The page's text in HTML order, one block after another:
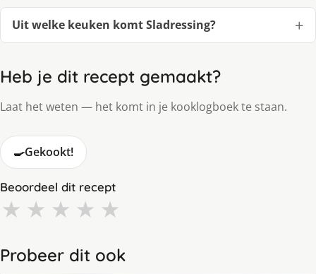
Uit welke keuken komt Sladressing?
Heb je dit recept gemaakt?
Laat het weten — het komt in je kooklogboek te staan.
🍳Gekookt!
Beoordeel dit recept
★ ★ ★ ★ ★
Probeer dit ook